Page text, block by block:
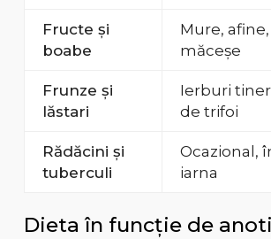
Fructe și
boabe
Mure,
măceșe
Frunze și
lăstari
Ierburi
de trifoi
Rădăcini și
tuberculi
Ocazional,
iarna
Dieta în funcție de